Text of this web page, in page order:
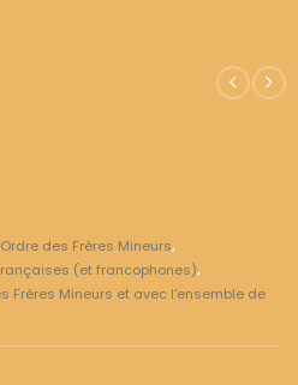
des Frères Mineurs,
(et francophones),
Frères Mineurs et avec l'ensemble de